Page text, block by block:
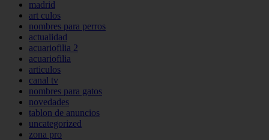
madrid
art culos
nombres para perros
actualidad
acuariofilia 2
acuariofilia
articulos
canal tv
nombres para gatos
novedades
tablon de anuncios
uncategorized
zona pro